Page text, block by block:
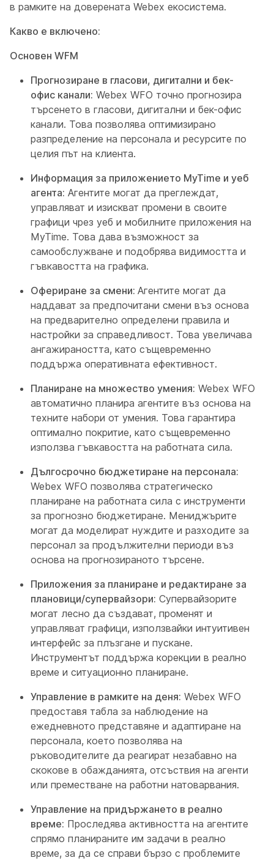
в рамките на доверената Webex екосистема.
Какво е включено:
Основен WFM
Прогнозиране в гласови, дигитални и бек-
офис канали: Webex WFO точно прогнозира
търсенето в гласови, дигитални и бек-офис
канали. Това позволява оптимизирано
разпределение на персонала и ресурсите по
целия път на клиента.
Информация за приложението MyTime и уеб
агента: Агентите могат да преглеждат,
управляват и изискват промени в своите
графици чрез уеб и мобилните приложения на
MyTime. Това дава възможност за
самообслужване и подобрява видимостта и
гъвкавостта на графика.
Офериране за смени: Агентите могат да
наддават за предпочитани смени въз основа
на предварително определени правила и
настройки за справедливост. Това увеличава
ангажираността, като същевременно
поддържа оперативната ефективност.
Планиране на множество умения: Webex WFO
автоматично планира агентите въз основа на
техните набори от умения. Това гарантира
оптимално покритие, като същевременно
използва гъвкавостта на работната сила.
Дългосрочно бюджетиране на персонала:
Webex WFO позволява стратегическо
планиране на работната сила с инструменти
за прогнозно бюджетиране. Мениджърите
могат да моделират нуждите и разходите за
персонал за продължителни периоди въз
основа на прогнозираното търсене.
Приложения за планиране и редактиране за
плановици/супервайзори: Супервайзорите
могат лесно да създават, променят и
управляват графици, използвайки интуитивен
интерфейс за плъзгане и пускане.
Инструментът поддържа корекции в реално
време и ситуационно планиране.
Управление в рамките на деня: Webex WFO
предоставя табла за наблюдение на
ежедневното представяне и адаптиране на
персонала, което позволява на
ръководителите да реагират незабавно на
скокове в обажданията, отсъствия на агенти
или преместване на работни натоварвания.
Управление на придържането в реално
време: Проследява активността на агентите
спрямо планираните им задачи в реално
време, за да се справи бързо с проблемите